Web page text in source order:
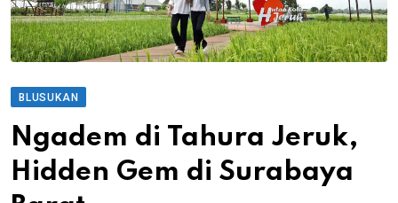
BLUSUKAN
Ngadem di Tahura Jeruk,
Hidden Gem di Surabaya